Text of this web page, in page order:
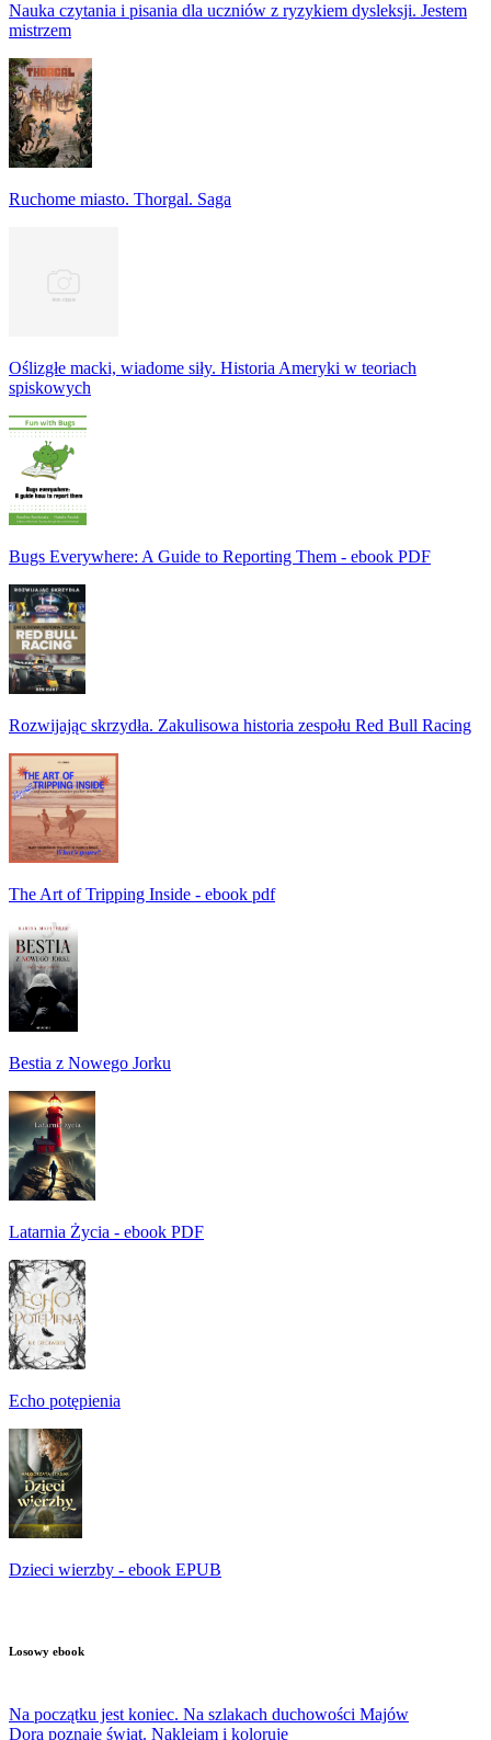
Nauka czytania i pisania dla uczniów z ryzykiem dysleksji. Jestem
mistrzem
Ruchome miasto. Thorgal. Saga
Oślizgłe macki, wiadome siły. Historia Ameryki w teoriach
spiskowych
Bugs Everywhere: A Guide to Reporting Them - ebook PDF
Rozwijając skrzydła. Zakulisowa historia zespołu Red Bull Racing
The Art of Tripping Inside - ebook pdf
Bestia z Nowego Jorku
Latarnia Życia - ebook PDF
Echo potępienia
Dzieci wierzby - ebook EPUB
Losowy ebook
Na początku jest koniec. Na szlakach duchowości Majów
Dora poznaje świat. Naklejam i koloruję